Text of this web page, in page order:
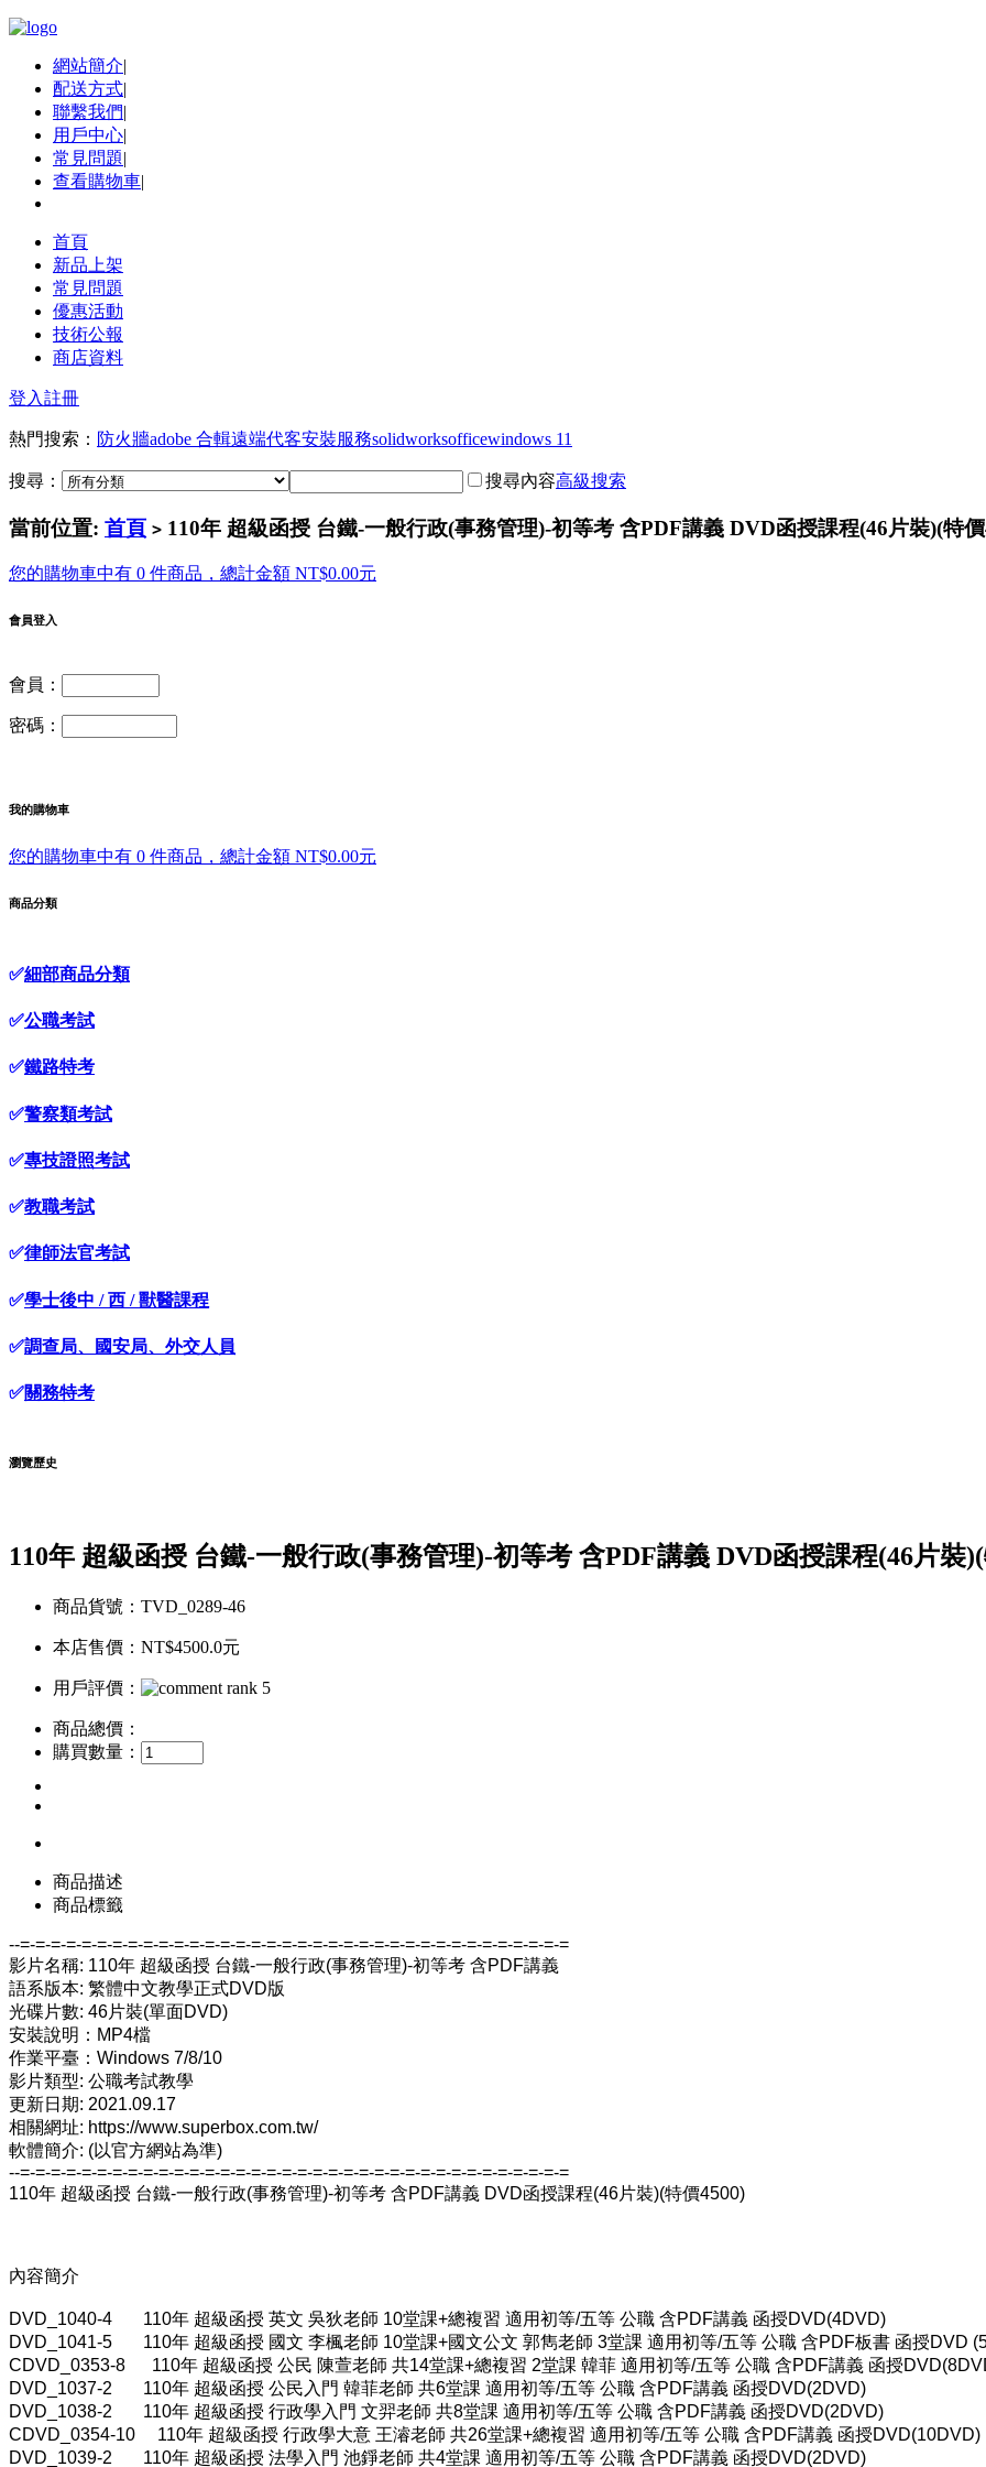
網站簡介|
配送方式|
聯繫我們|
用戶中心|
常見問題|
查看購物車|
首頁
新品上架
常見問題
優惠活動
技術公報
商店資料
登入註冊
熱門搜索： 防火牆adobe 合輯遠端代客安裝服務solidworksofficewindows 11
搜尋： 搜尋內容高級搜索
當前位置: 首頁 > 110年 超級函授 台鐵-一般行政(事務管理)-初等考 含PDF講義 DVD函授課程(46片裝)(特
您的購物車中有 0 件商品，總計金額 NT$0.00元
會員登入
會員：
密碼：
我的購物車
您的購物車中有 0 件商品，總計金額 NT$0.00元
商品分類
✅細部商品分類
✅公職考試
✅鐵路特考
✅警察類考試
✅專技證照考試
✅教職考試
✅律師法官考試
✅學士後中 / 西 / 獸醫課程
✅調查局、國安局、外交人員
✅關務特考
瀏覽歷史
110年 超級函授 台鐵-一般行政(事務管理)-初等考 含PDF講義 DVD函授課程(46片裝
商品貨號：TVD_0289-46
本店售價： NT$4500.0元
用戶評價：
商品總價：
購買數量：
商品描述
商品標籤
--=-=-=-=-=-=-=-=-=-=-=-=-=-=-=-=-=-=-=-=-=-=-=-=-=-=-=-=-=-=-=-=-=-=-=-=
影片名稱: 110年 超級函授 台鐵-一般行政(事務管理)-初等考 含PDF講義
語系版本: 繁體中文教學正式DVD版
光碟片數: 46片裝(單面DVD)
安裝說明：MP4檔
作業平臺：Windows 7/8/10
影片類型: 公職考試教學
更新日期: 2021.09.17
相關網址: https://www.superbox.com.tw/
軟體簡介: (以官方網站為準)
--=-=-=-=-=-=-=-=-=-=-=-=-=-=-=-=-=-=-=-=-=-=-=-=-=-=-=-=-=-=-=-=-=-=-=-=
110年 超級函授 台鐵-一般行政(事務管理)-初等考 含PDF講義 DVD函授課程(46片裝)(特價4500)
內容簡介
DVD_1040-4 110年 超級函授 英文 吳狄老師 10堂課+總複習 適用初等/五等 公職 含PDF講義 函授DVD(4DVD)
DVD_1041-5 110年 超級函授 國文 李楓老師 10堂課+國文公文 郭雋老師 3堂課 適用初等/五等 公職 含PDF板書 函授DVD
CDVD_0353-8 110年 超級函授 公民 陳萱老師 共14堂課+總複習 2堂課 韓菲 適用初等/五等 公職 含PDF講義 函授
DVD_1037-2 110年 超級函授 公民入門 韓菲老師 共6堂課 適用初等/五等 公職 含PDF講義 函授DVD(2DVD)
DVD_1038-2 110年 超級函授 行政學入門 文羿老師 共8堂課 適用初等/五等 公職 含PDF講義 函授DVD(2DVD)
CDVD_0354-10 110年 超級函授 行政學大意 王濬老師 共26堂課+總複習 適用初等/五等 公職 含PDF講義 函授DVD(10DVD)
DVD_1039-2 110年 超級函授 法學入門 池錚老師 共4堂課 適用初等/五等 公職 含PDF講義 函授DVD(2DVD)